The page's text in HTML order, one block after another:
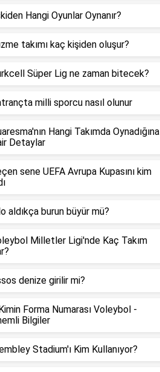
Hangi Oyunlar Oynanır?
takımı kaç kişiden oluşur?
Süper Lig ne zaman bitecek?
milli sporcu nasıl olunur
Hangi Takımda Oynadığına
Detaylar
sene UEFA Avrupa Kupasını kim
aldıkça burun büyür mü?
Milletler Ligi'nde Kaç Takım
denize girilir mi?
Forma Numarası Voleybol -
Bilgiler
Stadium'ı Kim Kullanıyor?